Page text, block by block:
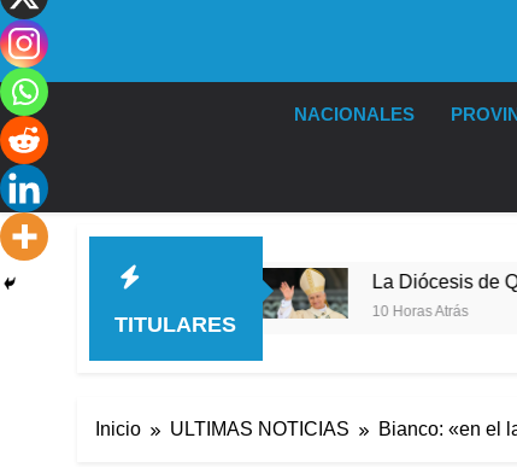
NACIONALES
TITULARES
La Diócesis de Quilmes celebró
10 Horas Atrás
Inicio ULTIMAS NOTICIAS Bianco: «en el